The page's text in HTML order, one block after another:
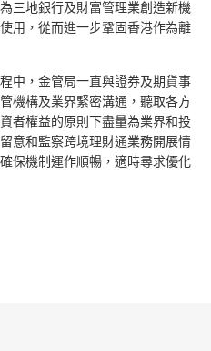
三地銀行及財富管理業創造新機
用，從而進一步鞏固香港作為離
中，金管局一直與證券及期貨事
機構及業界緊密溝通，聽取各方
者權益的原則下盡量為業界和投
意和監察跨境理財通業務開展情
保機制運作順暢，適時尋求優化